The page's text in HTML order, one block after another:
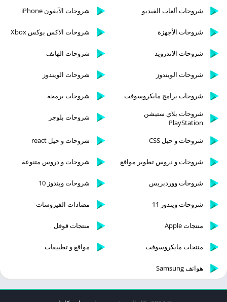
شروحات ألعاب الفيديو
شروحات الآيفون iPhone
شروحات الأجهزة شروحات الاكس بوكس Xbox
شروحات الاندرويد شروحات الهاتف
شروحات الويندوز شروحات الويندوز
شروحات برامج مايكروسوفت
شروحات برمجة
شروحات بلاي ستيشن
PlayStation
شروحات بلوجر
شروحات و حيل CSS شروحات و حيل react
شروحات و دروس تطوير مواقع شروحات و دروس متنوعة
شروحات ووردبريس شروحات ويندوز 10
شروحات ويندوز 11 مضادات الفيروسات
منتجات Apple منتجات قوقل
منتجات مايكروسوفت مواقع و تطبيقات
هواتف Samsung